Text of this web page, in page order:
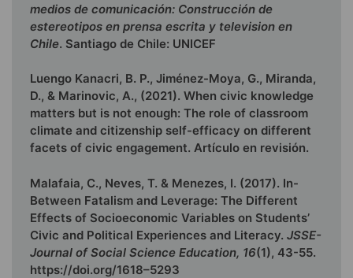
medios de comunicación: Construcción de
estereotipos en prensa escrita y television en
Chile. Santiago de Chile: UNICEF
Luengo Kanacri, B. P., Jiménez-Moya, G., Miranda,
D., & Marinovic, A., (2021). When civic knowledge
matters but is not enough: The role of classroom
climate and citizenship self-efficacy on different
facets of civic engagement. Artículo en revisión.
Malafaia, C., Neves, T. & Menezes, I. (2017). In-
Between Fatalism and Leverage: The Different
Effects of Socioeconomic Variables on Students’
Civic and Political Experiences and Literacy. JSSE-
Journal of Social Science Education, 16(1), 43-55.
https://doi.org/1618–5293